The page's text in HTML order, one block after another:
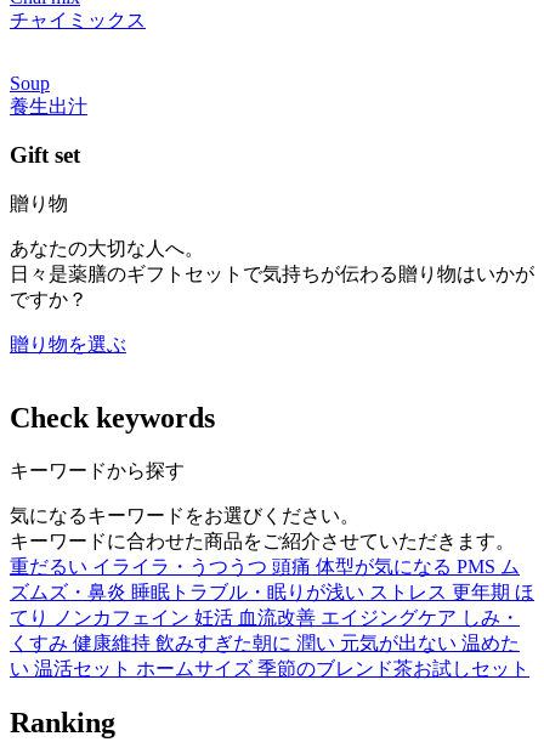
チャイミックス
Soup
養生出汁
Gift set
贈り物
あなたの大切な人へ。
日々是薬膳のギフトセットで気持ちが伝わる贈り物はいかが
ですか？
贈り物を選ぶ
Check keywords
キーワードから探す
気になるキーワードをお選びください。
キーワードに合わせた商品をご紹介させていただきます。
重だるい イライラ・うつうつ 頭痛 体型が気になる PMS ム
ズムズ・鼻炎 睡眠トラブル・眠りが浅い ストレス 更年期 ほ
てり
ノンカフェイン 妊活 血流改善 エイジングケア しみ・
くすみ 健康維持 飲みすぎた朝に 潤い 元気が出ない 温めた
い 温活セット ホームサイズ 季節のブレンド茶お試しセット
Ranking